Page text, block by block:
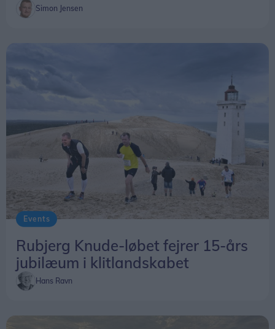
Simon Jensen
Events
Rubjerg Knude-løbet fejrer 15-års
jubilæum i klitlandskabet
Hans Ravn